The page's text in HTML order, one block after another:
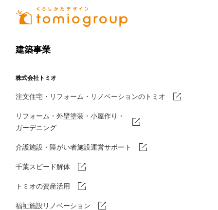
建築事業
株式会社トミオ
注文住宅・リフォーム・リノベーションのトミオ
リフォーム・外壁塗装・小屋作り・
ガーデニング
介護施設・障がい者施設運営サポート
千葉スピード解体
トミオの資産活用
福祉施設リノベーション